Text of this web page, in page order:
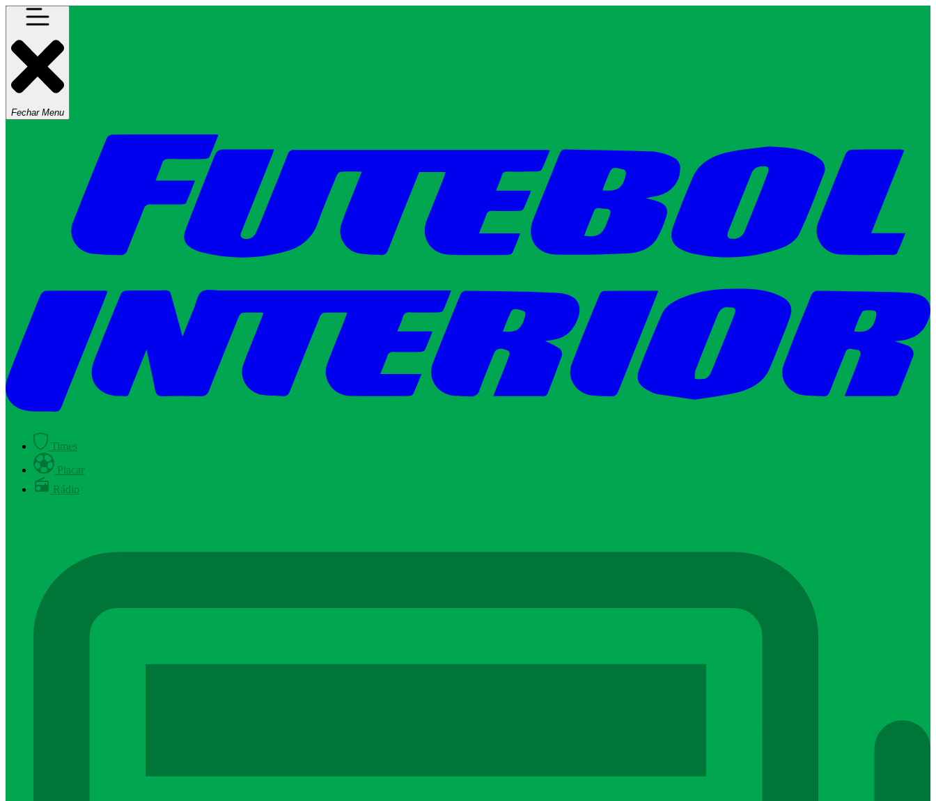
Fechar Menu
Times
Placar
Rádio